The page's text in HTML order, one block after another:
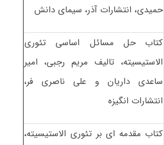
حمیدی، انتشارات آذر، سیمای دانش
کتاب حل مسائل اساسی تئوری
الاستیسیته، تالیف مریم رجبی، امیر
ساعدی داریان و علی ناصری فر،
انتشارات انگیزه
کتاب مقدمه ای بر تئوری الاستیسیته،